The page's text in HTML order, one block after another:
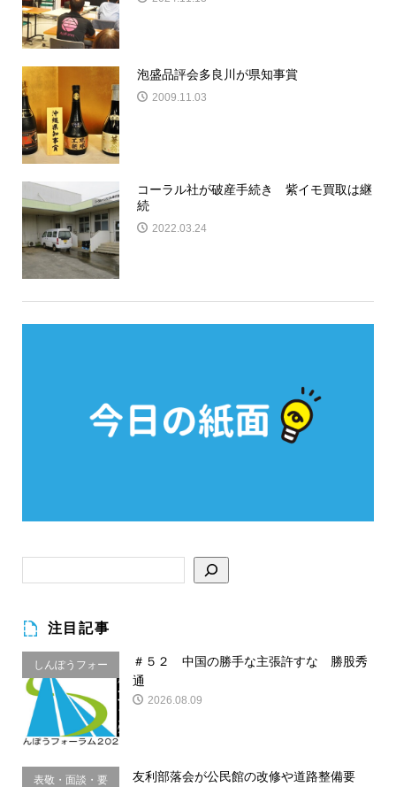
泡盛品評会多良川が県知事賞
2009.11.03
コーラル社が破産手続き 紫イモ買取は継
続
2022.03.24
注目記事
しんぽうフォー
ラム
＃５２ 中国の勝手な主張許すな 勝股秀
通
2026.08.09
表敬・面談・要
友利部落会が公民館の改修や道路整備要